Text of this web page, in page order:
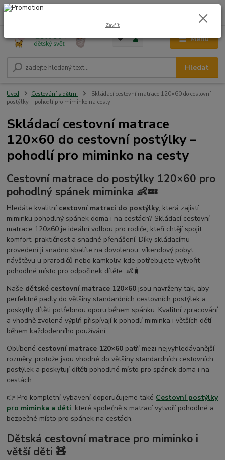
Menu
Hledat
+420 604 278 943 0,00 Kč
Úvod Cestování s dětmi
Skládací cestovní matrace 120×60 do cestovní
postýlky – pohodlí pro miminko na cesty
Skládací cestovní matrace
120×60 do cestovní postýlky –
pohodlí pro miminko na cesty
Cestovní matrace do postýlky 120×60 pro
pohodlný spánek miminka 👶💤
Hledáte kvalitní cestovní matraci do postýlky, která zajistí
miminku pohodlný spánek doma i na cestách? Skládací cestovní
matrace 120×60 je ideální volbou pro rodiče, kteří chtějí spojit
komfort, praktičnost a snadné přenášení. Díky skládacímu
provedení ji snadno sbalíte na dovolenou, víkendový pobyt,
návštěvu u prarodičů nebo kamkoliv, kde potřebujete vytvořit
pohodlné místo pro odpočinek dítěte. 👶🧳
Naše dětské cestovní matrace 120×60 jsou navrženy tak, aby
perfektně padly do většiny standardních cestovních postýlek a
poskytly dítěti potřebnou oporu během spánku. Kvalitní zpracování
a vhodně zvolená výplň přispívají k pohodlí miminka i větších dětí
během každodenního používání.
Oblíbené cestovní matrace 120×60 patří mezi nejvyhledávanější
rozměry, protože jsou vhodné do většiny standardních cestovních
postýlek a poskytují dítěti pohodlné místo pro spánek doma i na
cestách.
👉 Pro kompletní vybavení doporučujeme také Cestovní postýlky
pro miminka a děti, které společně s matrací vytvoří pohodlné a
bezpečné místo pro spánek na cestách.
Dětská cestovní matrace pro miminko i
větší děti 🧸
Zavřít